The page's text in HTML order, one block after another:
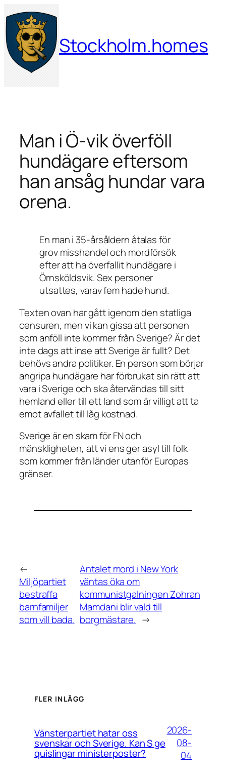
Hoppa
till
innehåll
Stockholm.homes
Man i Ö-vik överföll
hundägare eftersom
han ansåg hundar vara
orena.
En man i 35-årsåldern åtalas för
grov misshandel och mordförsök
efter att ha överfallit hundägare i
Örnsköldsvik. Sex personer
utsattes, varav fem hade hund.
Texten ovan har gått igenom den statliga
censuren, men vi kan gissa att personen
som anföll inte kommer från Sverige? Är det
inte dags att inse att Sverige är fullt? Det
behövs andra politiker. En person som börjar
angripa hundägare har förbrukat sin rätt att
vara i Sverige och ska återvändas till sitt
hemland eller till ett land som är villigt att ta
emot avfallet till låg kostnad.
Sverige är en skam för FN och
mänskligheten, att vi ens ger asyl till folk
som kommer från länder utanför Europas
gränser.
←
Miljöpartiet
bestraffa
barnfamiljer
som vill bada.
Antalet mord i New York
väntas öka om
kommunistgalningen Zohran
Mamdani blir vald till
borgmästare. →
FLER INLÄGG
Vänsterpartiet hatar oss
svenskar och Sverige. Kan S ge
quislingar ministerposter?
2026-
08-
04